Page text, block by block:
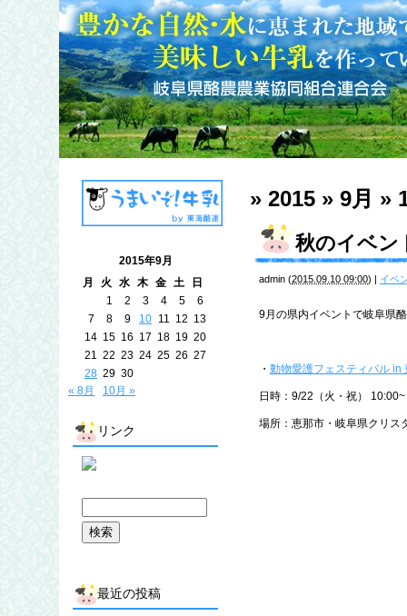
» 2015 » 9月 »
秋のイベン
admin (2015.09.10 09:00) | イベ
9月の県内イベントで岐阜県
・ 動物愛護フェスティバル in
日時：9/22（火・祝） 10:00~
場所：恵那市・岐阜県クリス
2015年9月
月
火 水 木 金 土
日
1
2 3 4 5
6
7
8 9 10 11 12 13
14 15 16 17 18 19 20
21
22 23 24 25 26 27
28 29 30
« 8月
10月 »
リンク
最近の投稿